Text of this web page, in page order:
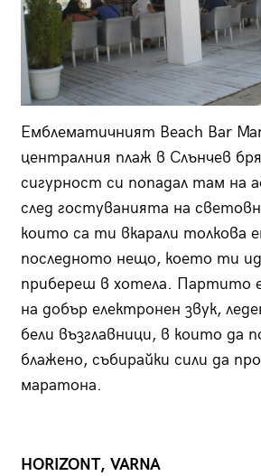
Емблематичният Beach Bar
централния плаж в Слънчев
сигурност си попадал там на
след гостуванията на
които са ти вкарали толкова
последното нещо, което ти
прибереш в хотела. Партито
на добър електронен звук,
бели възглавници, в които да
блажено, събирайки сили да
маратона.
HORIZONT, VARNA